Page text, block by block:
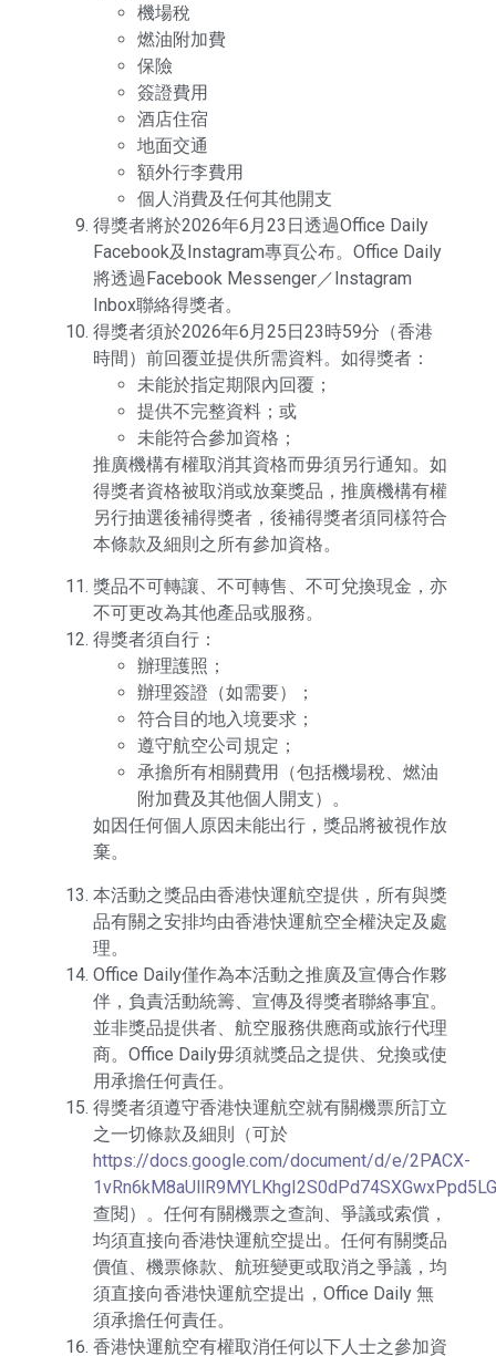
機場稅
燃油附加費
保險
簽證費用
酒店住宿
地面交通
額外行李費用
個人消費及任何其他開支
得獎者將於2026年6月23日透過Office Daily
Facebook及Instagram專頁公布。Office Daily
將透過Facebook Messenger／Instagram
Inbox聯絡得獎者。
得獎者須於2026年6月25日23時59分（香港
時間）前回覆並提供所需資料。如得獎者：
未能於指定期限內回覆；
提供不完整資料；或
未能符合參加資格；
推廣機構有權取消其資格而毋須另行通知。如
得獎者資格被取消或放棄獎品，推廣機構有權
另行抽選後補得獎者，後補得獎者須同樣符合
本條款及細則之所有參加資格。
獎品不可轉讓、不可轉售、不可兌換現金，亦
不可更改為其他產品或服務。
得獎者須自行：
辦理護照；
辦理簽證（如需要）；
符合目的地入境要求；
遵守航空公司規定；
承擔所有相關費用（包括機場稅、燃油
附加費及其他個人開支）。
如因任何個人原因未能出行，獎品將被視作放
棄。
本活動之獎品由香港快運航空提供，所有與獎
品有關之安排均由香港快運航空全權決定及處
理。
Office Daily僅作為本活動之推廣及宣傳合作夥
伴，負責活動統籌、宣傳及得獎者聯絡事宜。
並非獎品提供者、航空服務供應商或旅行代理
商。Office Daily毋須就獎品之提供、兌換或使
用承擔任何責任。
得獎者須遵守香港快運航空就有關機票所訂立
之一切條款及細則（可於
https://docs.google.com/document/d/e/2PACX-
查閱）。任何有關機票之查詢、爭議或索償，
均須直接向香港快運航空提出。任何有關獎品
價值、機票條款、航班變更或取消之爭議，均
須直接向香港快運航空提出，Office Daily 無
須承擔任何責任。
香港快運航空有權取消任何以下人士之參加資